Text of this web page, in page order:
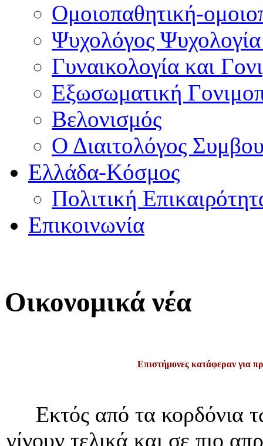
Ομοιοπαθητική-
Ψυχολόγος
Γυναικολογία και
Εξωσωματική
Βελονισμός
Ο Διαιτολόγος
Ελλάδα-Κόσμος
Πολιτική
Επικοινωνία
Οικονομικά νέα
Επιστήμονες κατάφεραν για
Εκτός από τα κορδόνια
γίνουν τελικά και σε πιο